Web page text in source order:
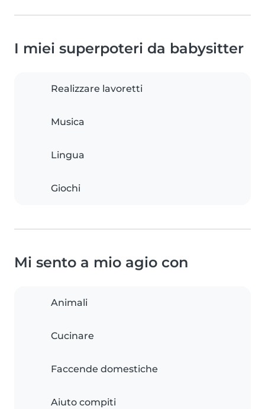
I miei superpoteri da babysitter
Realizzare lavoretti
Musica
Lingua
Giochi
Mi sento a mio agio con
Animali
Cucinare
Faccende domestiche
Aiuto compiti